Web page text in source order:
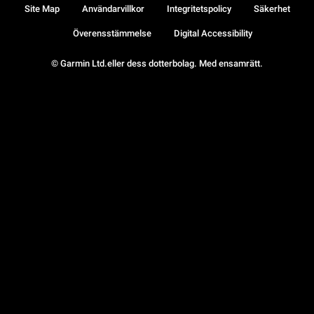
© Garmin Ltd.eller dess dotterbolag. Med ensamrätt.
Site Map Användarvillkor Integritetspolicy Säkerhet
Överensstämmelse Digital Accessibility